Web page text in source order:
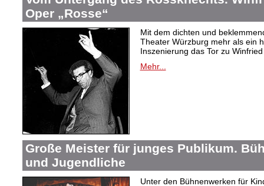
Oper „Rosse“
Mit dem dichten und
Theater Würzburg mehr als ein
Inszenierung das Tor zu
Mehr...
Große Meister für junges Publikum.
und Jugendliche
Unter den Bühnenwerken für